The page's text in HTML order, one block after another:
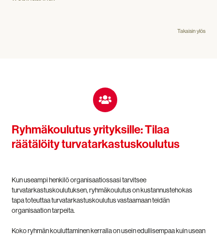
Takaisin ylös
Ryhmäkoulutus yrityksille: Tilaa
räätälöity turvatarkastuskoulutus
Kun useampi henkilö organisaatiossasi tarvitsee
turvatarkastuskoulutuksen, ryhmäkoulutus on kustannustehokas
tapa toteuttaa turvatarkastuskoulutus vastaamaan teidän
organisaation tarpeita.
Koko ryhmän kouluttaminen kerralla on usein edullisempaa kuin usean